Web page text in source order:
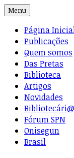
Menu
Página
Publicações
Quem somos
Das Pretas
Biblioteca
Artigos
Novidades
Fórum SPN
Onisegun
Brasil